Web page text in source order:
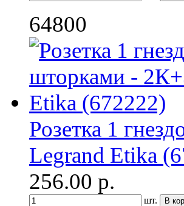
64800
Розетка 1
Legrand Etika
256.00 р.
шт.